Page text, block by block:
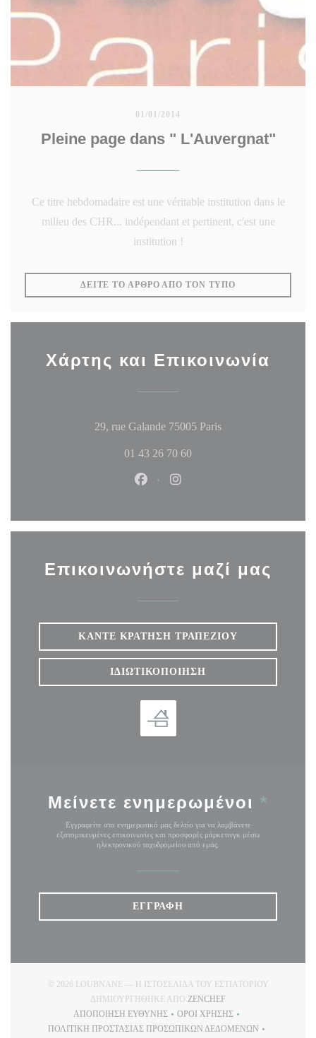
01/01/2014
Pleine page dans " L'Auvergnat"
Ce titre hebdomadaire est une véritable institution dans le
milieu des CHR... indépendant et pertinent, c'est une
institution !
ΔΕΊΤΕ ΤΟ ΆΡΘΡΟ ΑΠΌ ΤΟΝ ΤΎΠΟ
Χάρτης και Επικοινωνία
29, rue Galande 75005 Paris((ανοίγει σε νέο
01 43 26 70 60
Facebook ((ανοίγει σε νέο
Επικοινωνήστε μαζί μας
ΚΆΝΤΕ ΚΡΆΤΗΣΗ ΤΡΑΠΕΖΙΟΎ
ΙΔΙΩΤΙΚΟΠΟΊΗΣΗ
Μείνετε ενημερωμένοι *
Εγγραφείτε στο ενημερωτικό μας δελτίο για να λαμβάνετε
εξατομικευμένες επικοινωνίες και προσφορές μάρκετινγκ μέσω
ηλεκτρονικού ταχυδρομείου από εμάς.
ΕΓΓΡΑΦΉ
© 2026 LOUBNANE — Η ΙΣΤΟΣΕΛΊΔΑ ΤΟΥ ΕΣΤΙΑΤΟΡΊΟΥ
ΔΗΜΙΟΥΡΓΉΘΗΚΕ ΑΠΌ ZENCHEF
ΑΠΟΠΟΊΗΣΗ ΕΥΘΎΝΗΣ
ΌΡΟΙ ΧΡΉΣΗΣ
ΠΟΛΙΤΙΚΉ ΠΡΟΣΤΑΣΊΑΣ ΠΡΟΣΩΠΙΚΏΝ ΔΕΔΟΜΈΝΩΝ